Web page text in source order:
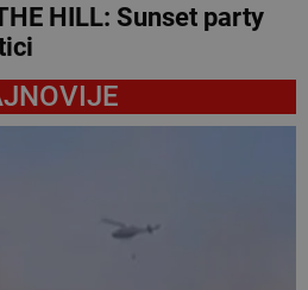
HILL: Sunset party